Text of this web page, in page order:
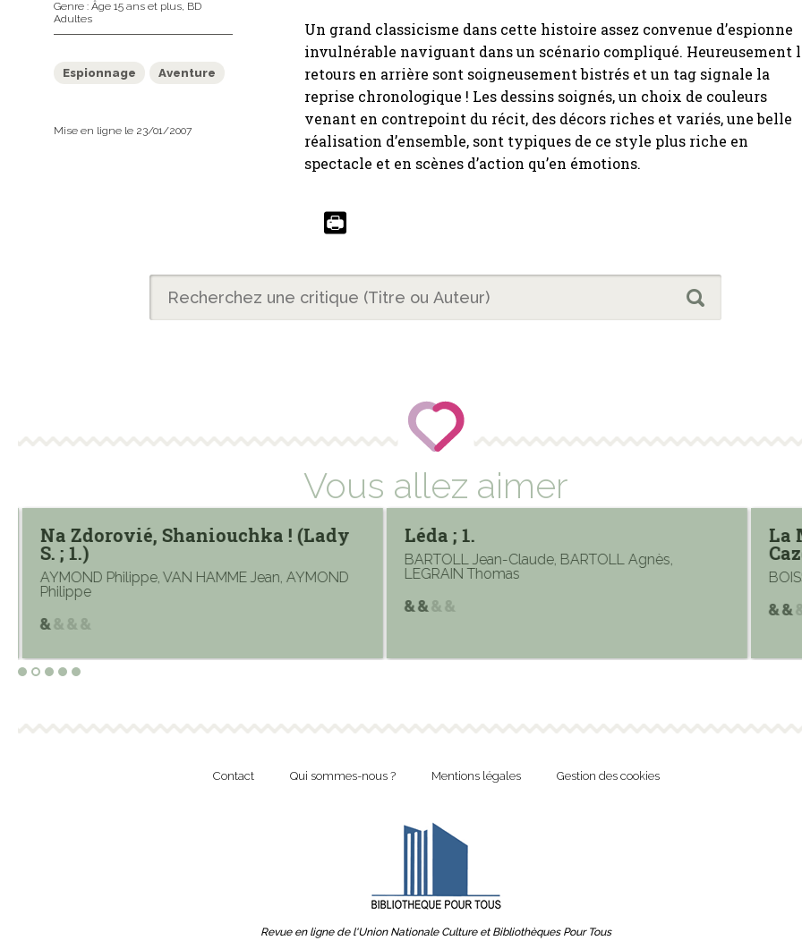
Un grand classicisme dans cette histoire assez convenue d’espionne
invulnérable naviguant dans un scénario compliqué. Heureusement
retours en arrière sont soigneusement bistrés et un tag signale la
reprise chronologique ! Les dessins soignés, un choix de couleurs
venant en contrepoint du récit, des décors riches et variés, une belle
réalisation d’ensemble, sont typiques de ce style plus riche en
spectacle et en scènes d’action qu’en émotions.
Genre : Âge 15 ans et plus, BD
Adultes
Espionnage Aventure
Mise en ligne le 23/01/2007
Vous allez aimer
Na Zdorovié, Shaniouchka ! (Lady
S. ; 1.)
AYMOND Philippe, VAN HAMME Jean, AYMOND
Philippe
Léda ; 1.
BARTOLL Jean-Claude, BARTOLL Agnès,
LEGRAIN Thomas
La
Contact Qui sommes-nous ? Mentions légales Gestion des cookies
Revue en ligne de l'Union Nationale Culture et Bibliothèques Pour Tous